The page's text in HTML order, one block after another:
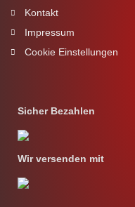
Kontakt
Impressum
Cookie Einstellungen
Sicher Bezahlen
Wir versenden mit